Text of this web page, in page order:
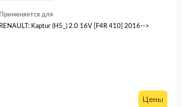
Применяется для
RENAULT: Kaptur (H5_) 2.0 16V [F4R 410] 2016-->
Цены